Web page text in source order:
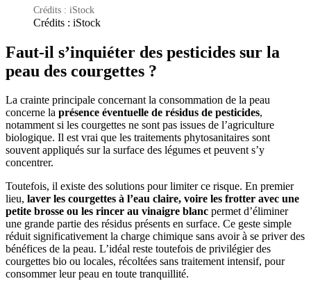
Crédits : iStock
Crédits : iStock
Faut-il s’inquiéter des pesticides sur la
peau des courgettes ?
La crainte principale concernant la consommation de la peau
concerne la présence éventuelle de résidus de pesticides,
notamment si les courgettes ne sont pas issues de l’agriculture
biologique. Il est vrai que les traitements phytosanitaires sont
souvent appliqués sur la surface des légumes et peuvent s’y
concentrer.
Toutefois, il existe des solutions pour limiter ce risque. En premier
lieu, laver les courgettes à l’eau claire, voire les frotter avec une
petite brosse ou les rincer au vinaigre blanc permet d’éliminer
une grande partie des résidus présents en surface. Ce geste simple
réduit significativement la charge chimique sans avoir à se priver des
bénéfices de la peau. L’idéal reste toutefois de privilégier des
courgettes bio ou locales, récoltées sans traitement intensif, pour
consommer leur peau en toute tranquillité.